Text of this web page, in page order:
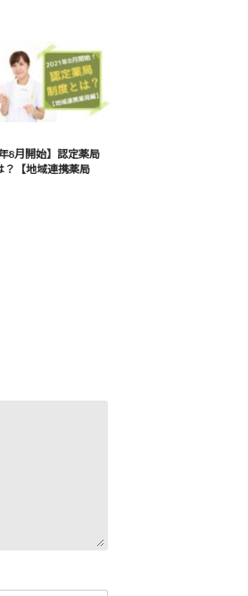
8月開始】認定薬局
？【地域連携薬局